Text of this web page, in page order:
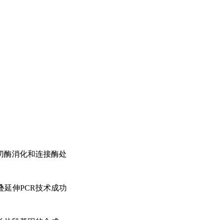
酶消化和连接酶处
延伸PCR技术成功